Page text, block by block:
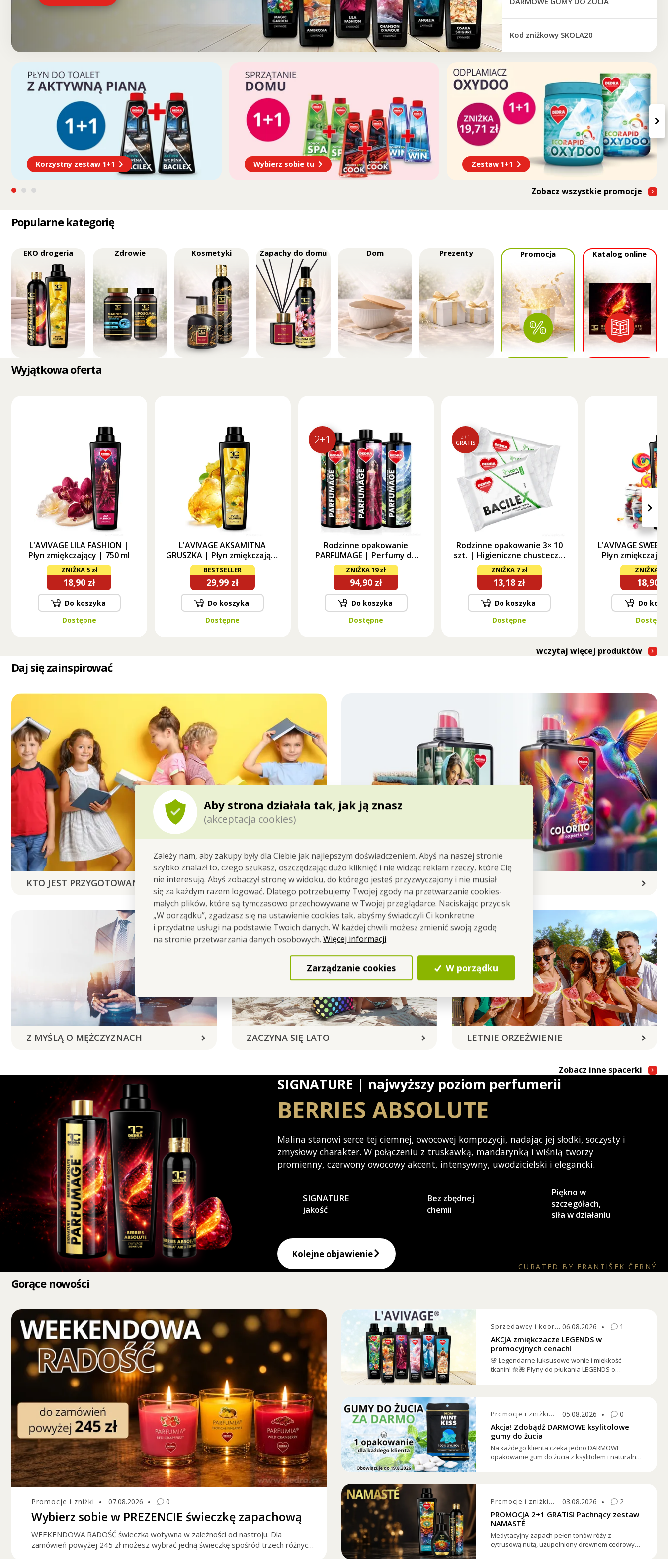
Aby strona działała tak, jak ją znasz
(akceptacja cookies)
Zależy nam, aby zakupy były dla Ciebie jak najlepszym doświadczeniem. Abyś na naszej stronie
szybko znalazł to, czego szukasz, oszczędzając dużo kliknięć i nie widząc reklam rzeczy, które Cię
nie interesują. Abyś zobaczył stronę w widoku, do którego jesteś przyzwyczajony i nie musiał
się za każdym razem logować. Dlatego potrzebujemy Twojej zgody na przetwarzanie cookies-
małych plików, które są tymczasowo przechowywane w Twojej przeglądarce. Naciskając przycisk
„W porządku”, zgadzasz się na ustawienie cookies tak, abyśmy świadczyli Ci konkretne
i przydatne usługi na podstawie Twoich danych. W każdej chwili możesz zmienić swoją zgodę
na stronie przetwarzania danych osobowych.Więcej informacji
Zarządzanie cookies W porządku
Kod zniżkowy SKOLA20
Korzystny zestaw 1+1 Wybierz sobie tu Zestaw 1+1
›
Zobacz wszystkie promocje
Popularne kategorię
EKO drogeria Zdrowie Kosmetyki Zapachy do domu Dom Prezenty Promocja Katalog online
Wyjątkowa oferta
L'AVIVAGE LILA FASHION |
Płyn zmiękczający | 750 ml
ZNIŻKA 5 zł
18,90 zł
Do koszyka
Dostępne
L'AVIVAGE AKSAMITNA
GRUSZKA | Płyn zmiękczający
| 750 ml
BESTSELLER
29,99 zł
Do koszyka
Dostępne
2+1
Rodzinne opakowanie
PARFUMAGE | Perfumy do
prania | LILA FASHION &
MOUNTAIN SPIRIT &
AMBROSIA | 500 ml × 3
ZNIŻKA 19 zł
94,90 zł
Do koszyka
Dostępne
2+1
GRATIS
Rodzinne opakowanie 3× 10
szt. | Higieniczne chusteczki
nawilżane z bambusa z Aloe
Vera | BACILEX®
ZNIŻKA 7 zł
13,18 zł
Do koszyka
Dostępne
L'AVIVAGE
Płyn
ZNIŻKA 5
18,90
Do
›
wczytaj więcej produktów
Daj się zainspirować
KTO JEST PRZYGOTOWANY, NIE BĘDZIE ZASKOCZONY ZAWSZE CZYSTE I PACHNĄCE PRANIE
Z MYŚLĄ O MĘŻCZYZNACH ZACZYNA SIĘ LATO LETNIE ORZEŹWIENIE
Zobacz inne spacerki
CURATED BY FRANTIŠEK ČERNÝ
SIGNATURE | najwyższy poziom perfumerii
BERRIES ABSOLUTE
Malina stanowi serce tej ciemnej, owocowej kompozycji, nadając jej słodki, soczysty i
zmysłowy charakter. W połączeniu z truskawką, mandarynką i wiśnią tworzy
promienny, czerwony owocowy akcent, intensywny, uwodzicielski i elegancki.
SIGNATURE
jakość
Bez zbędnej
chemii
Piękno w
szczegółach,
siła w działaniu
Kolejne objawienie
Gorące nowości
Promocje i zniżki 07.08.2026 0
Wybierz sobie w PREZENCIE świeczkę zapachową
WEEKENDOWA RADOŚĆ świeczka wotywna w zależności od nastroju. Dla
zamówień powyżej 245 zł możesz wybrać jedną świeczkę spośród trzech różnych
Sprzedawcy i koordynatorzy 06.08.2026 1
AKCJA zmiękczacze LEGENDS w
promocyjnych cenach!
🌸 Legendarne luksusowe wonie i miękkość
tkanin! 🌼🌺 Płyny do płukania LEGENDS o
Promocje i zniżki
05.08.2026 0
Akcja! Zdobądź DARMOWE ksylitolowe
gumy do żucia
Na każdego klienta czeka jedno DARMOWE
opakowanie gum do żucia z ksylitolem i naturalną
Promocje i zniżki 03.08.2026 2
PROMOCJA 2+1 GRATIS! Pachnący zestaw
NAMASTÉ
Medytacyjny zapach pełen tonów róży z
cytrusową nutą, uzupełniony drewnem cedrowym,